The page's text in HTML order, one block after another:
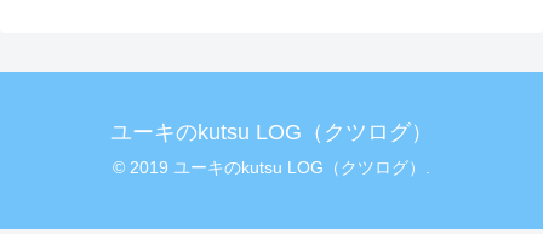
ユーキのkutsu LOG（クツログ）
© 2019 ユーキのkutsu LOG（クツログ）.